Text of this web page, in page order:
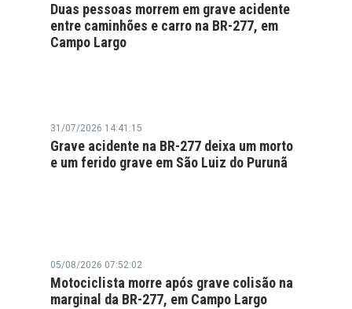
Duas pessoas morrem em grave acidente
entre caminhões e carro na BR-277, em
Campo Largo
31/07/2026 14:41:15
Grave acidente na BR-277 deixa um morto
e um ferido grave em São Luiz do Purunã
05/08/2026 07:52:02
Motociclista morre após grave colisão na
marginal da BR-277, em Campo Largo